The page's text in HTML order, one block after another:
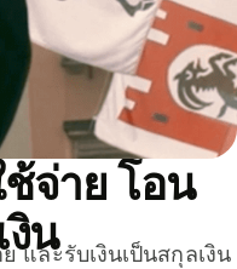
จ่าย โอน
งิน
และรับเงินเป็นสกุลเงิน